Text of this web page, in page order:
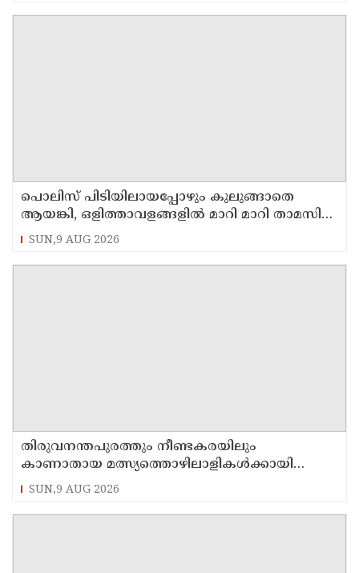
പൊലിസ് പിടിയിലായപ്പോഴും കുലുങ്ങാതെ
ആയങ്കി, ഒളിത്താവളങ്ങളില്‍ മാറി മാറി താമസിച്ച്
കണ്ണൂരിലെ ക്വട്ടേഷന്‍ നേതാവ്
SUN,9 AUG 2026
തിരുവനന്തപുരത്തും നീണ്ടകരയിലും
കാണാതായ മത്സ്യത്തൊഴിലാളികള്‍ക്കായി
തിരച്ചില്‍ പത്താം ദിവസത്തിലേക്ക്
SUN,9 AUG 2026